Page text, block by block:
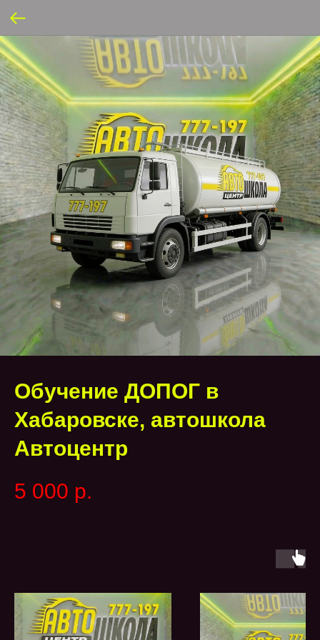
Обучение ДОПОГ в
Хабаровске, автошкола
Автоцентр
5 000 р.